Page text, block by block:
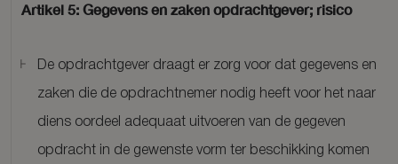
Artikel 5: Gegevens en zaken opdrachtgever; risico
De opdrachtgever draagt er zorg voor dat gegevens en
zaken die de opdrachtnemer nodig heeft voor het naar
diens oordeel adequaat uitvoeren van de gegeven
opdracht in de gewenste vorm ter beschikking komen